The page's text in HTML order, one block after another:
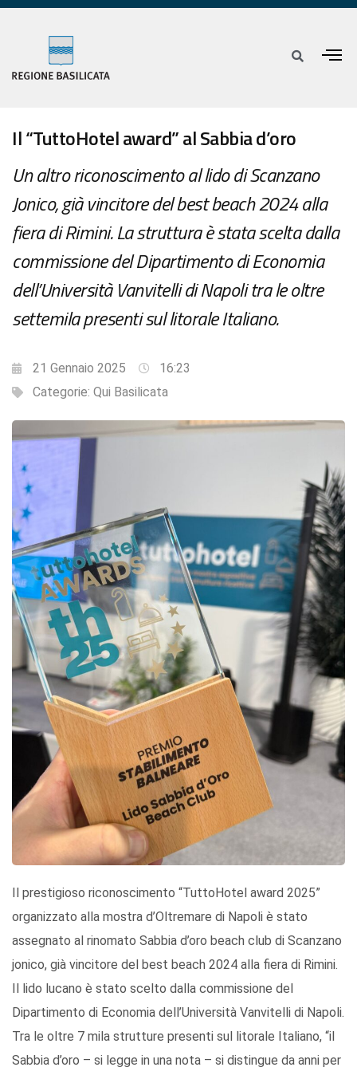
Il “TuttoHotel award” al Sabbia d’oro
Un altro riconoscimento al lido di Scanzano
Jonico, già vincitore del best beach 2024 alla
fiera di Rimini. La struttura è stata scelta dalla
commissione del Dipartimento di Economia
dell’Università Vanvitelli di Napoli tra le oltre
settemila presenti sul litorale Italiano.
21 Gennaio 2025
16:23
Categorie: Qui Basilicata
Il prestigioso riconoscimento “TuttoHotel award 2025”
organizzato alla mostra d’Oltremare di Napoli è stato
assegnato al rinomato Sabbia d’oro beach club di Scanzano
jonico, già vincitore del best beach 2024 alla fiera di Rimini.
Il lido lucano è stato scelto dalla commissione del
Dipartimento di Economia dell’Università Vanvitelli di Napoli.
Tra le oltre 7 mila strutture presenti sul litorale Italiano, “il
Sabbia d’oro – si legge in una nota – si distingue da anni per